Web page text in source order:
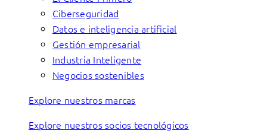
Ciberseguridad
Datos e inteligencia artificial
Gestión empresarial
Industria Inteligente
Negocios sostenibles
Explore nuestros marcas
Explore nuestros socios tecnológicos